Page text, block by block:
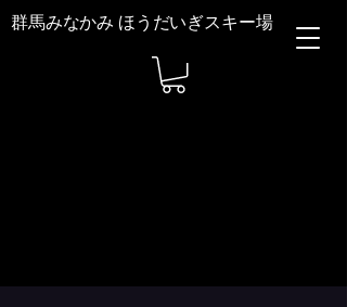
群馬みなかみ ほうだいぎスキー場